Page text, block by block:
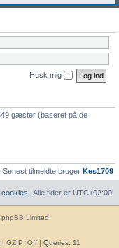
Husk mig
gæster (baseret på de
Senest tilmeldte bruger Kes1709
Alle tider er UTC+02:00
cookies
Limited
| GZIP: Off | Queries: 11